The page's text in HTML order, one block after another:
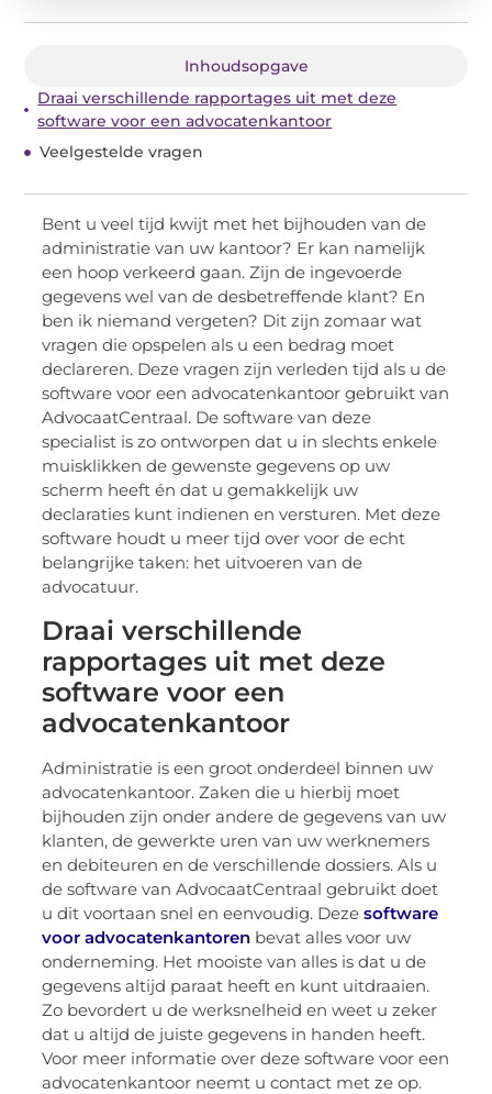
Inhoudsopgave
Draai verschillende rapportages uit met deze
software voor een advocatenkantoor
Veelgestelde vragen
Bent u veel tijd kwijt met het bijhouden van de
administratie van uw kantoor? Er kan namelijk
een hoop verkeerd gaan. Zijn de ingevoerde
gegevens wel van de desbetreffende klant? En
ben ik niemand vergeten? Dit zijn zomaar wat
vragen die opspelen als u een bedrag moet
declareren. Deze vragen zijn verleden tijd als u de
software voor een advocatenkantoor gebruikt van
AdvocaatCentraal. De software van deze
specialist is zo ontworpen dat u in slechts enkele
muisklikken de gewenste gegevens op uw
scherm heeft én dat u gemakkelijk uw
declaraties kunt indienen en versturen. Met deze
software houdt u meer tijd over voor de echt
belangrijke taken: het uitvoeren van de
advocatuur.
Draai verschillende
rapportages uit met deze
software voor een
advocatenkantoor
Administratie is een groot onderdeel binnen uw
advocatenkantoor. Zaken die u hierbij moet
bijhouden zijn onder andere de gegevens van uw
klanten, de gewerkte uren van uw werknemers
en debiteuren en de verschillende dossiers. Als u
de software van AdvocaatCentraal gebruikt doet
u dit voortaan snel en eenvoudig. Dezesoftware
voor advocatenkantoren bevat alles voor uw
onderneming. Het mooiste van alles is dat u de
gegevens altijd paraat heeft en kunt uitdraaien.
Zo bevordert u de werksnelheid en weet u zeker
dat u altijd de juiste gegevens in handen heeft.
Voor meer informatie over deze software voor een
advocatenkantoor neemt u contact met ze op.